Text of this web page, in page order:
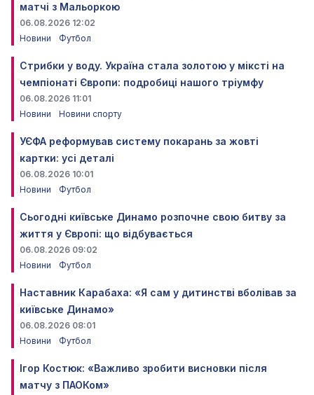
матчі з Мальоркою
06.08.2026 12:02
Новини
Футбол
Стрибки у воду. Україна стала золотою у міксті на
чемпіонаті Європи: подробиці нашого тріумфу
06.08.2026 11:01
Новини
Новини спорту
УЄФА реформував систему покарань за жовті
картки: усі деталі
06.08.2026 10:01
Новини
Футбол
Сьогодні київське Динамо розпочне свою битву за
життя у Європі: що відбувається
06.08.2026 09:02
Новини
Футбол
Наставник Карабаха: «Я сам у дитинстві вболівав за
київське Динамо»
06.08.2026 08:01
Новини
Футбол
Ігор Костюк: «Важливо зробити висновки після
матчу з ПАОКом»